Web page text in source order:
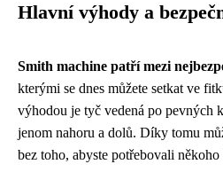
Hlavní výhody a
Smith machine patří mezi
kterými se dnes můžete setkat ve
výhodou je tyč vedená po pevných
jenom nahoru a dolů. Díky tomu
bez toho, abyste potřebovali